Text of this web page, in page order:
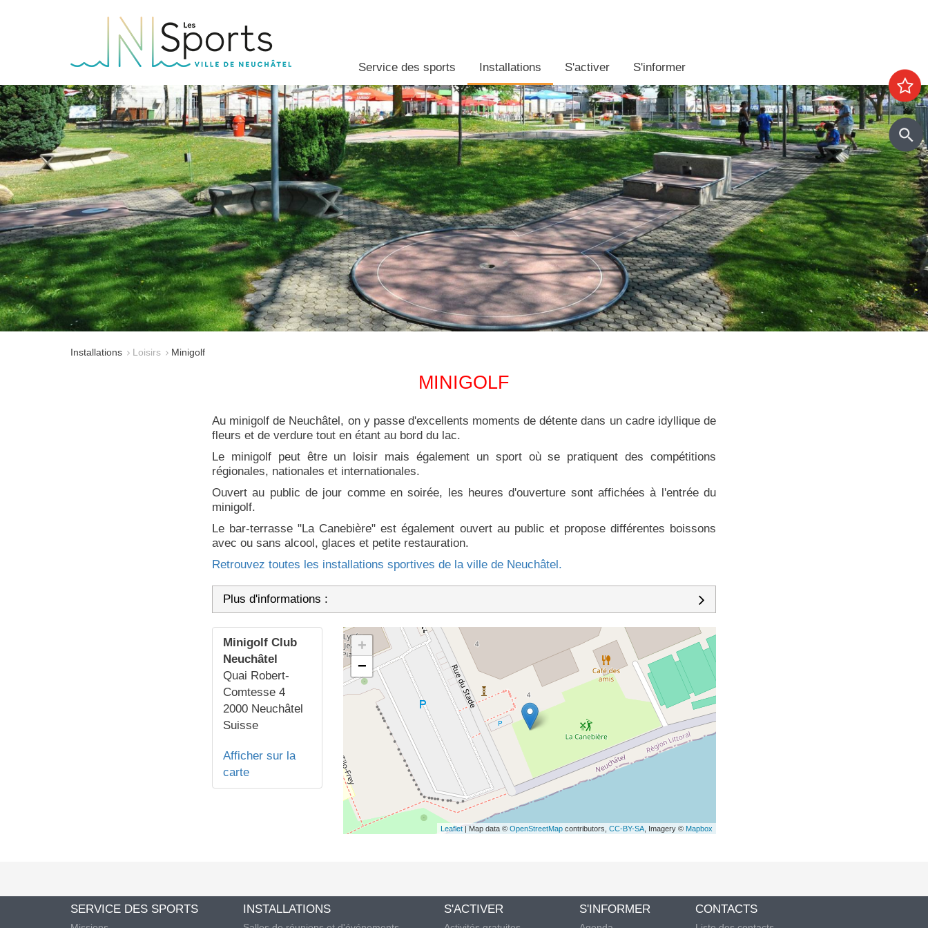
Service des sports Installations S'activer S'informer
Installations Loisirs Minigolf
MINIGOLF
Au minigolf de Neuchâtel, on y passe d'excellents moments de détente dans un cadre idyllique de
fleurs et de verdure tout en étant au bord du lac.
Le minigolf peut être un loisir mais également un sport où se pratiquent des compétitions
régionales, nationales et internationales.
Ouvert au public de jour comme en soirée, les heures d'ouverture sont affichées à l'entrée du
minigolf.
Le bar-terrasse "La Canebière" est également ouvert au public et propose différentes boissons
avec ou sans alcool, glaces et petite restauration.
Retrouvez toutes les installations sportives de la ville de Neuchâtel.
Plus d'informations :
Minigolf Club
Neuchâtel
Quai Robert-
Comtesse 4
2000 Neuchâtel
Suisse
Afficher sur la
carte
+
−
Leaflet | Map data © OpenStreetMap contributors, CC-BY-SA , Imagery © Mapbox
SERVICE DES SPORTS INSTALLATIONS S'ACTIVER S'INFORMER CONTACTS